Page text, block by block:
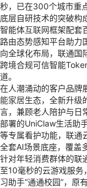
秒，已在300个城市重
底层自研技术的突破构
智能体互联网框架配套
路由态势感知平台助力
向全球化布局，联通国
跨境合规可信智能
道。
在人潮涌动的客户品牌
能家居生态，全新升级
言，兼顾老人陪护与日
部署的UniClaw生活助
等专属看护功能，联通
全套AI场景底座，覆盖
针对年轻消费群体的联
至10毫秒的云游戏服务
习助手“通通校园”，原